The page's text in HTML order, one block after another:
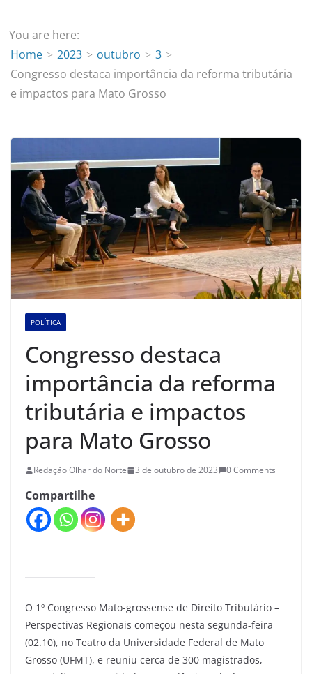
You are here:
Home
2023 outubro
3
Congresso destaca importância da reforma tributária
e impactos para Mato Grosso
POLÍTICA
Congresso destaca
importância da reforma
tributária e impactos
para Mato Grosso
Redação Olhar do Norte 3 de outubro de 2023 0 Comments
Compartilhe
O 1º Congresso Mato-grossense de Direito Tributário –
Perspectivas Regionais começou nesta segunda-feira
(02.10), no Teatro da Universidade Federal de Mato
Grosso (UFMT), e reuniu cerca de 300 magistrados,